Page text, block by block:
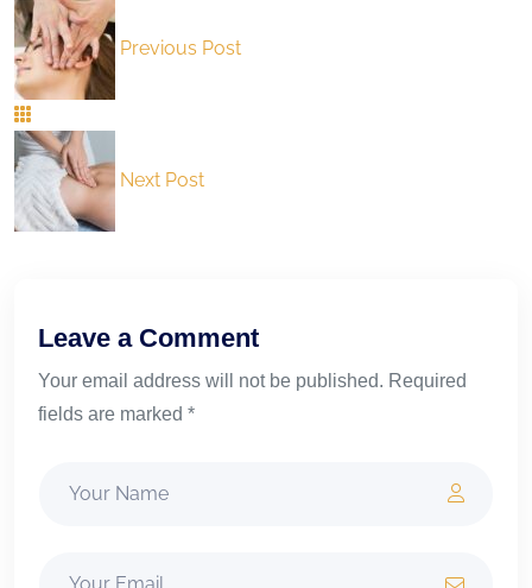
Previous Post
Next Post
Leave a Comment
Your email address will not be published. Required
fields are marked *